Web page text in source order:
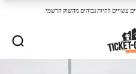
עשויים להיות גבוהים מהשוק הרשמי.